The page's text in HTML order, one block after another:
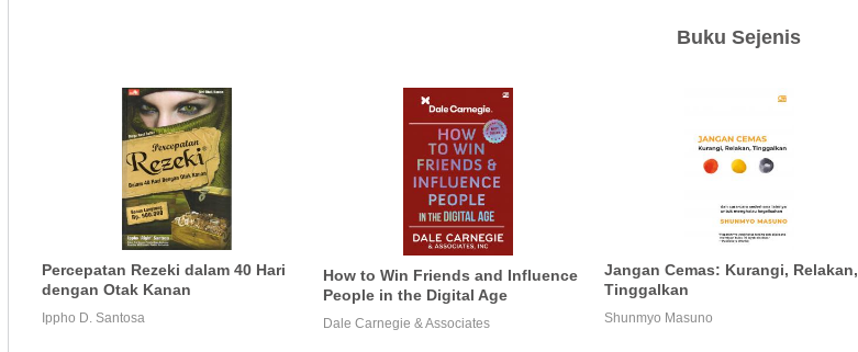
Buku Sejenis
Percepatan Rezeki dalam 40 Hari
dengan Otak Kanan
Ippho D. Santosa
How to Win Friends and Influence
People in the Digital Age
Dale Carnegie & Associates
Jangan Cemas: Kurangi, Relakan,
Tinggalkan
Shunmyo Masuno